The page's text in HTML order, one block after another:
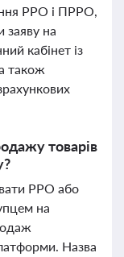
РРО і ПРРО,
заяву на
кабінет із
також
товарів
РРО або
на
Назва